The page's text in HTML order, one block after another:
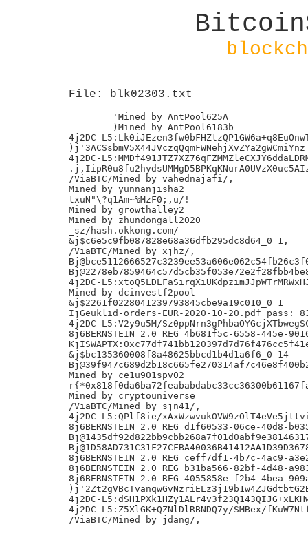
File: blk02303.txt
4j2DC-
)j'3ACSsbmV5X44JVczqQqmFWNehjXvZYa2gWCmiYnz
4j2DC-
/ViaBTC/Mined by vahednajafi/,
Mined by yunnanjisha2
txuN"\?q1Am~%MzF0;,u/!
Mined by growthalley2
Mined by zhundongall2020
_sz/hash.okkong.com/
&j$c6e5c9fb087828e68a36dfb295dc8d64_0 1,
/ViaBTC/Mined by xjhz/,
4j2DC-
Mined by dcinvestf2pool
&j$2261f0228041239793845cbe9a19c010_0 1
IjGeuklid-orders-EUR-2020-10-20.pdf pass:
4j2DC-L5:V2y9u5M/
8j6BERNSTEIN 2.0 REG 4b681f5c-6558-445e-
&j$bc135360008f8a48625bbcd1b4d1a6f6_0 14
Mined by ce1u901spv02
Mined by cryptouniverse
/ViaBTC/Mined by sjn41/,
4j2DC-L5:QPlf8ie/
8j6BERNSTEIN 2.0 REG d1f60533-06ce-40d8-
8j6BERNSTEIN 2.0 REG ceff7df1-4b7c-4ac9-
8j6BERNSTEIN 2.0 REG b31ba566-82bf-4d48-
8j6BERNSTEIN 2.0 REG 4055858e-f2b4-4bea-
4j2DC-
4j2DC-L5:Z5XlGK+QZNlDlRBNDQ7y/SMBex/